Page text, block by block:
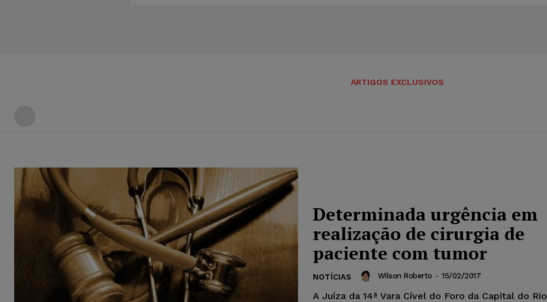
ARTIGOS EXCLUSIVOS
Determinada urgência em
realização de cirurgia de
paciente com tumor
NOTÍCIAS Wilson Roberto - 15/02/2017
A Juíza da 14ª Vara Cível do Foro da Capital do Rio